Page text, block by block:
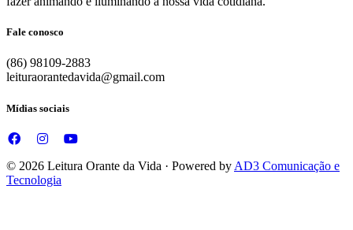
Fale conosco
(86) 98109-2883
leituraorantedavida@gmail.com
Mídias sociais
© 2026 Leitura Orante da Vida · Powered by AD3 Comunicação e
Tecnologia